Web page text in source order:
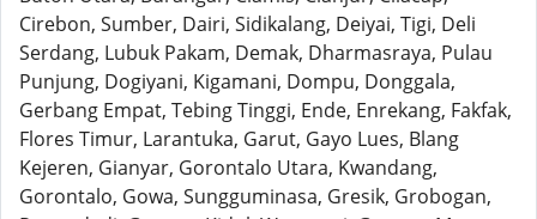
Cirebon, Sumber, Dairi, Sidikalang, Deiyai, Tigi, Deli
Serdang, Lubuk Pakam, Demak, Dharmasraya, Pulau
Punjung, Dogiyani, Kigamani, Dompu, Donggala,
Gerbang Empat, Tebing Tinggi, Ende, Enrekang, Fakfak,
Flores Timur, Larantuka, Garut, Gayo Lues, Blang
Kejeren, Gianyar, Gorontalo Utara, Kwandang,
Gorontalo, Gowa, Sungguminasa, Gresik, Grobogan,